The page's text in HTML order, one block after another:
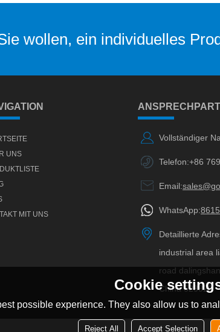
wollen, ein individuelles
UNS
MIT UNS
Vollständiger
Telefon:+86
Email:
WhatsApp:
Detaillierte
industrial area
road
China 523820
Cookie
possible experience. They also allow us to
Reject All Accept Selection